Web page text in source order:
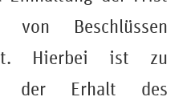
von Beschlüssen
Hierbei ist zu
der Erhalt des